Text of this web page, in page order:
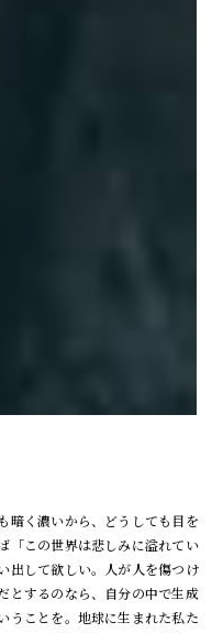
暗く濃いから、どうしても目を
「この世界は悲しみに溢れてい
出して欲しい。人が人を傷つけ
とするのなら、自分の中で生成
うことを。地球に生まれた私た